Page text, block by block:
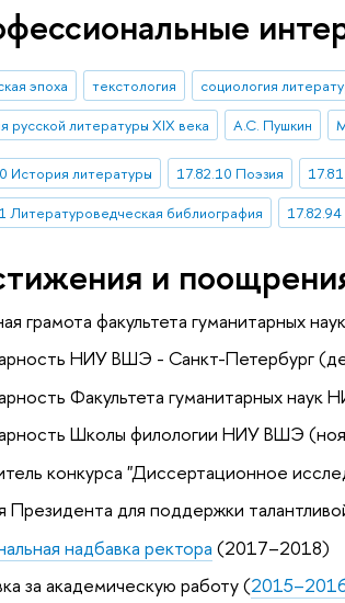
эпоха текстология социология
русской литературы XIX века
А.С. Пушкин
История литературы 17.82.10 Поэзия
Литературоведческая библиография
и
грамота факультета гуманитарных
НИУ ВШЭ - Санкт-Петербург
Факультета гуманитарных
Школы филологии НИУ ВШЭ
конкурса "Диссертационное
Президента для поддержки
надбавка ректора (2017–2018)
за академическую работу (